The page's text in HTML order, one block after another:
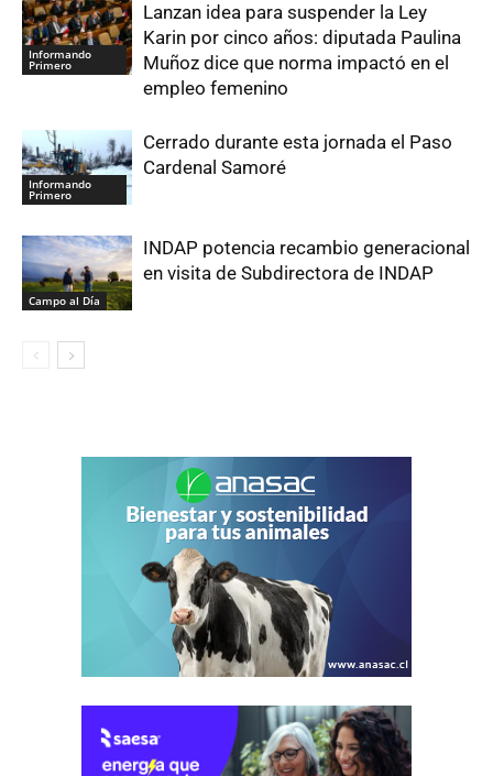
Informando
Primero
Lanzan idea para suspender la Ley
Karin por cinco años: diputada Paulina
Muñoz dice que norma impactó en el
empleo femenino
Informando
Primero
Cerrado durante esta jornada el Paso
Cardenal Samoré
Campo al Día
INDAP potencia recambio generacional
en visita de Subdirectora de INDAP